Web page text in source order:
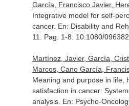
García, Francisco Javier,
Integrative model for self-
cancer. En: Disability and
11. Pag. 1-8. 10.1080/
Martínez, Javier, García,
Marcos, Cano García,
Meaning and purpose in life,
satisfaction in cancer:
analysis. En: Psycho-